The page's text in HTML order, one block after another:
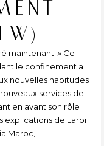
maintenant !» Ce
le confinement a
nouvelles habitudes
services de
en avant son rôle
explications de Larbi
Maroc,